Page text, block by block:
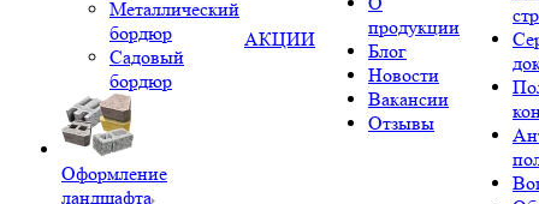
Металлический
бордюр
Садовый
бордюр
Оформление
ландшафта
АКЦИИ
продукции
Блог
Новости
Вакансии
Отзывы